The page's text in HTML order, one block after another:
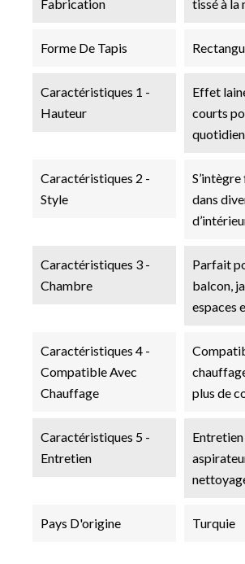
Fabrication tissé à la
Forme De Tapis
Caractéristiques 1 -
Hauteur
Effet
courts
quotidien
Caractéristiques 2 -
Style
dans
Caractéristiques 3 -
Chambre
Parfait
balcon,
espaces
Caractéristiques 4 -
Compatible Avec
Chauffage
plus de
Caractéristiques 5 -
Entretien
Pays D'origine Turquie